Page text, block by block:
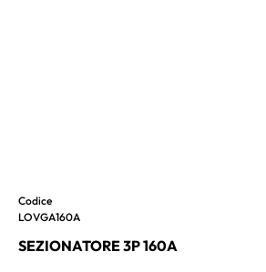
Codice
LOVGA160A
SEZIONATORE 3P 160A